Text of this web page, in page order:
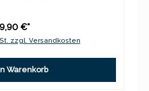
9,90 €*
zzgl. Versandkosten
Warenkorb